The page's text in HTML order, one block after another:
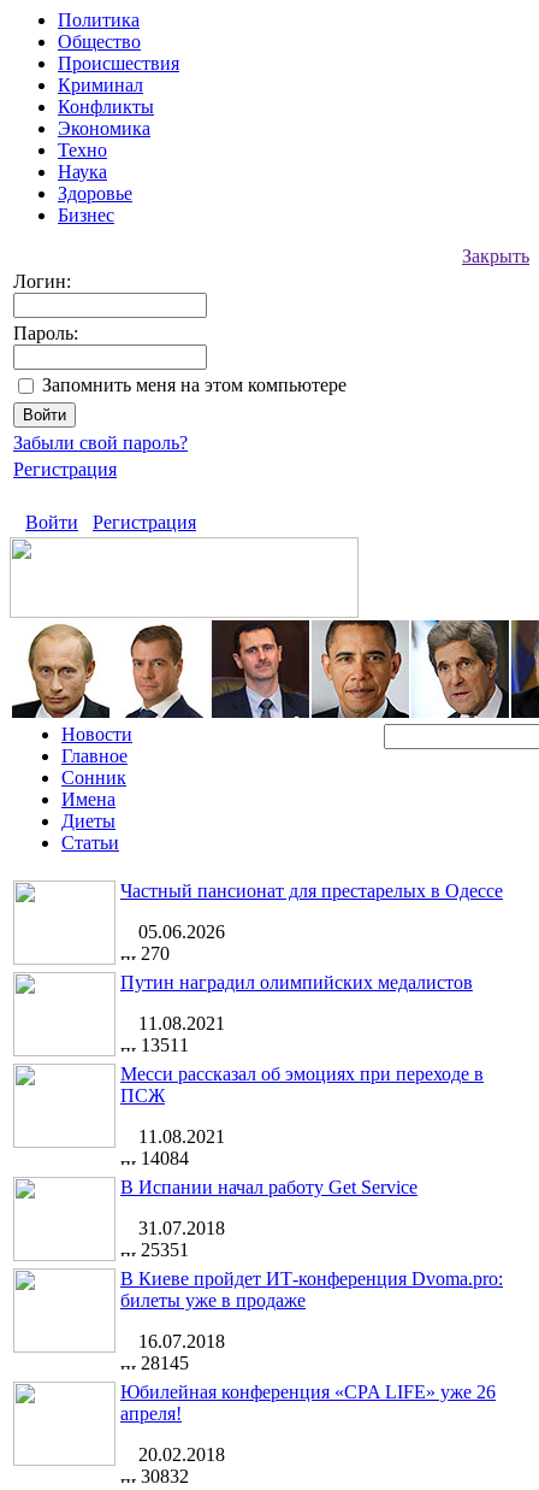
Политика
Общество
Происшествия
Криминал
Конфликты
Экономика
Техно
Наука
Здоровье
Бизнес
Закрыть
Логин:
Пароль:
Запомнить меня на этом компьютере
Забыли свой пароль?
Регистрация
Войти Регистрация
Новости
Главное
Сонник
Имена
Диеты
Статьи
Частный пансионат для престарелых в Одессе
05.06.2026
270
Путин наградил олимпийских медалистов
11.08.2021
13511
Месси рассказал об эмоциях при переходе в
ПСЖ
11.08.2021
14084
В Испании начал работу Get Service
31.07.2018
25351
В Киеве пройдет ИТ-конференция Dvoma.pro:
билеты уже в продаже
16.07.2018
28145
Юбилейная конференция «CPA LIFE» уже 26
апреля!
20.02.2018
30832